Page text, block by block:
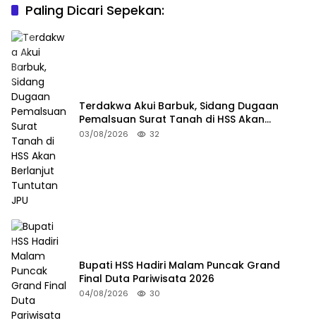
Paling Dicari Sepekan:
Terdakwa Akui Barbuk, Sidang Dugaan
Pemalsuan Surat Tanah di HSS Akan
Berlanjut Tuntutan JPU
03/08/2026 32
Bupati HSS Hadiri Malam Puncak Grand
Final Duta Pariwisata 2026
04/08/2026 30